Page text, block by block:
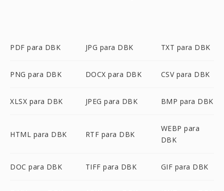
PDF para DBK JPG para DBK TXT para DBK
PNG para DBK DOCX para DBK CSV para DBK
XLSX para DBK JPEG para DBK BMP para DBK
HTML para DBK RTF para DBK
WEBP para
DBK
DOC para DBK TIFF para DBK GIF para DBK